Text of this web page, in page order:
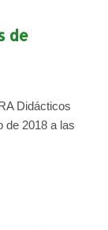
de
Didácticos
de 2018 a las